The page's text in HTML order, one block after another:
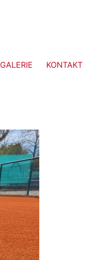
GALERIE KONTAKT